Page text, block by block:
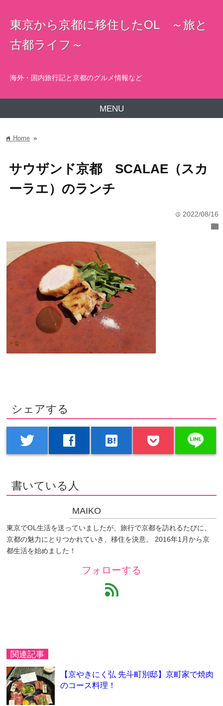
東京から京都に移住したOL ～旅と
古都ライフ～
海外・国内旅行記と京都のグルメ情報など
MENU
home Home »
サウザンド京都 SCALAE（スカ
ーラエ）のランチ
time 2022/08/16
folder
シェアする
twitter facebook hatenabookmark line
書いている人
MAIKO
東京でOL生活を送っていましたが、旅行で京都を訪れるたびに、
京都の魅力にとりつかれていき、移住を決意。 2016年1月から京
都生活を始めました！
フォローする
feed
関連記事
【京やきにく弘 先斗町別邸】京町家で焼肉
のコース料理！